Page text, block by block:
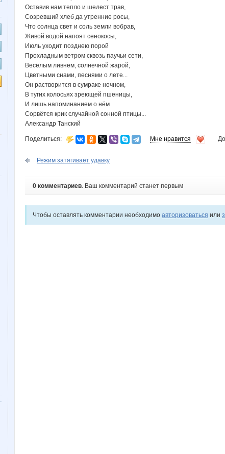
Оставив нам тепло и шелест трав,
Созревший хлеб да утренние росы,
Что солнца свет и соль земли вобрав,
Живой водой напоят сенокосы,
Июль уходит позднею порой
Прохладным ветром сквозь паучьи сети,
Весёлым ливнем, солнечной жарой,
Цветными снами, песнями о лете...
Он растворится в сумраке ночном,
В тугих колосьях зреющей пшеницы,
И лишь напоминанием о нём
Сорвётся крик случайной сонной птицы...
Александр Танский
Поделиться: Мне нравится
Режим затягивает удавку
0 комментариев. Ваш комментарий станет первым
Чтобы оставлять комментарии необходимо авторизоваться или